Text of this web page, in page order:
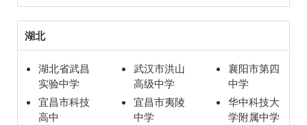
湖北
湖北省武昌
实验中学
武汉市洪山
高级中学
襄阳市第四
中学
宜昌市科技
高中
宜昌市夷陵
中学
华中科技大
学附属中学